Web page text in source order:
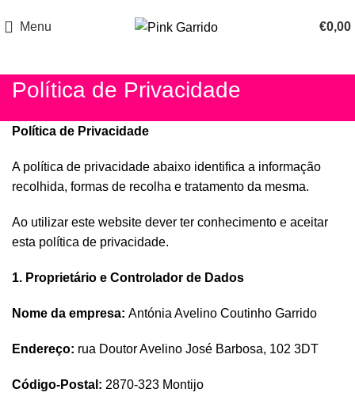
Menu €0,00
Política de Privacidade
Política de Privacidade
A política de privacidade abaixo identifica a informação
recolhida, formas de recolha e tratamento da mesma.
Ao utilizar este website dever ter conhecimento e aceitar
esta política de privacidade.
1. Proprietário e Controlador de Dados
Nome da empresa: Antónia Avelino Coutinho Garrido
Endereço: rua Doutor Avelino José Barbosa, 102 3DT
Código-Postal: 2870-323 Montijo